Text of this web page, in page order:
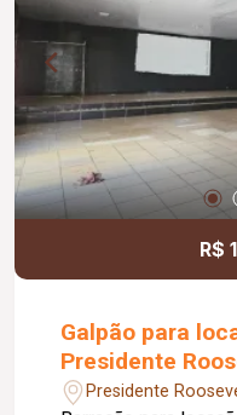
R$
Galpão para
Presidente
Presidente